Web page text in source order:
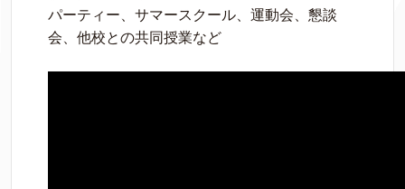
パーティー、サマースクール、運動会、懇談
会、他校との共同授業など